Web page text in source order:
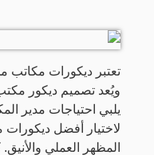
تعتبر ديكورات مكاتب
ويُعد تصميم ديكور
يلبي احتياجات مدير
لاختيار أفضل ديكورات
المظهر العملي